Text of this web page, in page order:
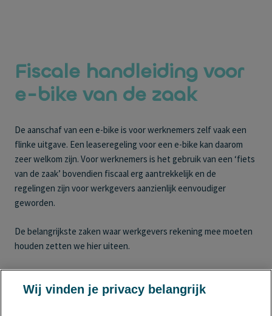
Fiscale handleiding voor
e-bike van de zaak
De aanschaf van een e-bike is voor werknemers zelf vaak een
flinke uitgave. Een leaseregeling voor een e-bike kan daarom
zeer welkom zijn. Voor werknemers is het gebruik van een ‘fiets
van de zaak’ bovendien fiscaal erg aantrekkelijk en de
regelingen zijn voor werkgevers aanzienlijk eenvoudiger
geworden.
De belangrijkste zaken waar werkgevers rekening mee moeten
houden zetten we hier uiteen.
7% bijtelling
Wij vinden je privacy belangrijk